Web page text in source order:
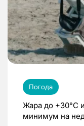
Погода
Жара до +30°C
минимум на